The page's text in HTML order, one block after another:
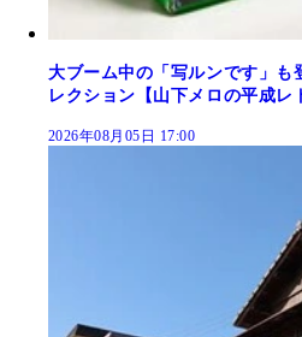
大ブーム中の「写ルンです」
レクション【山下メロの平成レ
2026年08月05日 17:00